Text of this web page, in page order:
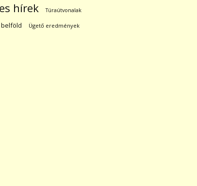
hírek Túraútvonalak
belföld Ügető eredmények